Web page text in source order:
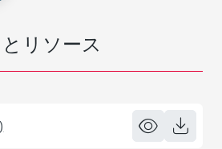
リソース